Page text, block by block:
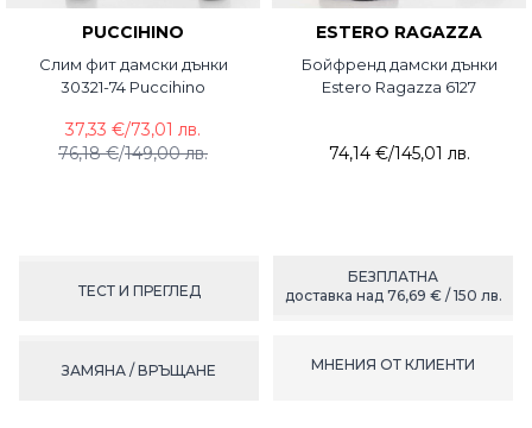
PUCCIHINO
Слим фит дамски дънки
30321-74 Puccihino
76,18 €/149,00 лв.
37,33 €/73,01 лв.
ESTERO RAGAZZA
Бойфренд дамски дънки
Estero Ragazza 6127
74,14 €/145,01 лв.
ТЕСТ И ПРЕГЛЕД
БЕЗПЛАТНА
доставка над 76,69 € / 150 лв.
ЗАМЯНА / ВРЪЩАНЕ МНЕНИЯ ОТ КЛИЕНТИ